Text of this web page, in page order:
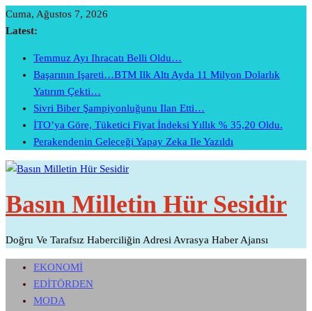
Skip
To
Cuma, Ağustos 7, 2026
Latest:
Temmuz Ayı Ihracatı Belli Oldu…
Başarının Işareti…BTM Ilk Altı Ayda 11 Milyon Dolarlık
Yatırım Çekti…
Sivri Biber Şampiyonluğunu Ilan Etti…
İTO’ya Göre, Tüketici Fiyat İndeksi Yıllık % 35,20 Oldu.
Perakendenin Geleceği Yapay Zeka Ile Yazıldı
Basın Milletin Hür Sesidir
Doğru Ve Tarafsız Haberciliğin Adresi Avrasya Haber Ajansı
EKONOMİ
EDİTÖRDEN
MODA